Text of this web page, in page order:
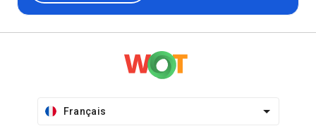
Français